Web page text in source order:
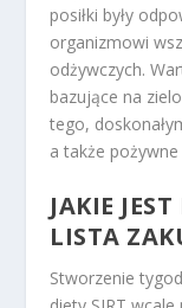
posiłki były
organizmowi
odżywczych.
bazujące na
tego,
a także
JAKIE
LISTA
Stworzenie